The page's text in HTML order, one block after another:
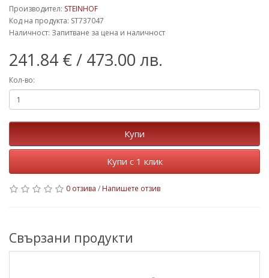
Производител: STEINHOF
Код на продукта: ST737047
Наличност: Запитване за цена и наличност
241.84 €/ 473.00 лв.
Кол-во:
Купи
Купи с 1 клик
0 отзива / Напишете отзив
Свързани продукти